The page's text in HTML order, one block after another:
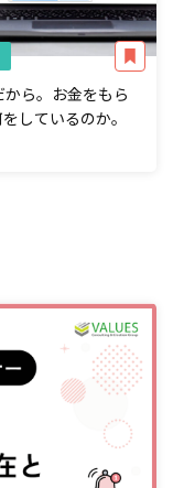
ら。お金をもら
しているのか。